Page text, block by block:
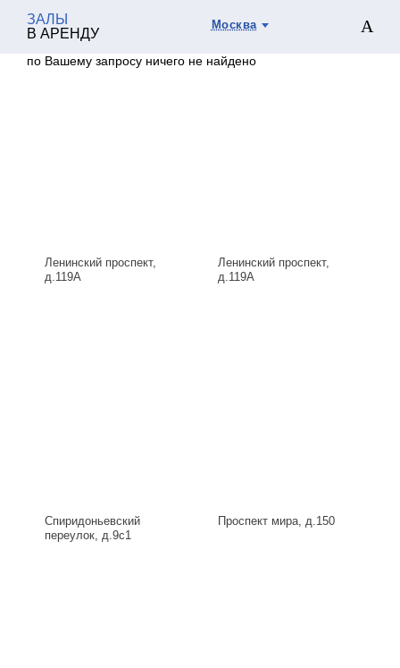
ЗАЛЫ
В АРЕНДУ
Москва
по Вашему запросу ничего не найдено
Ленинский проспект,
д.119А
Ленинский проспект,
д.119А
Спиридоньевский
переулок, д.9с1
Проспект мира, д.150